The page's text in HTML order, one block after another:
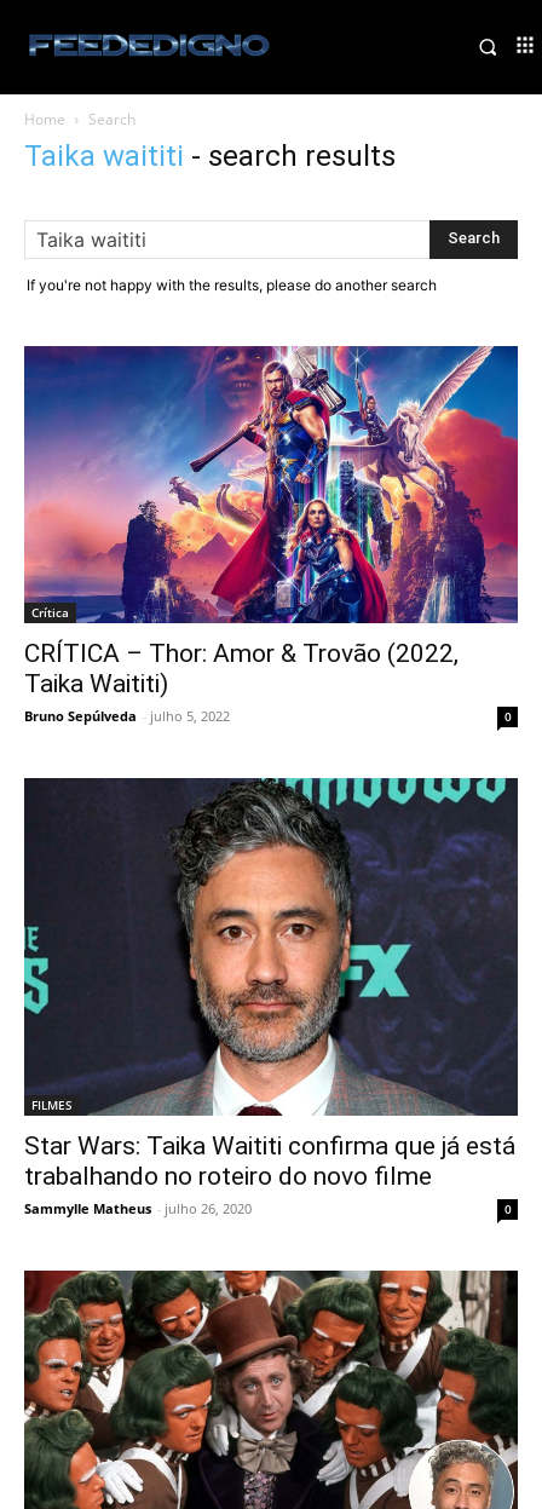
Home Search
Taika waititi - search results
If you're not happy with the results, please do another search
Crítica
CRÍTICA – Thor: Amor & Trovão (2022,
Taika Waititi)
Bruno Sepúlveda - julho 5, 2022 0
FILMES
Star Wars: Taika Waititi confirma que já está
trabalhando no roteiro do novo filme
Sammylle Matheus - julho 26, 2020 0